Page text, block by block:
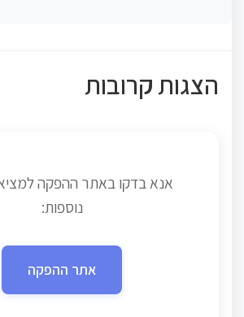
הצגות קרובות
אנא בדקו באתר ההפקה
נוספות:
אתר ההפקה